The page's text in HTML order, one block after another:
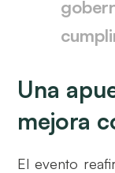
Una
mejora
El evento